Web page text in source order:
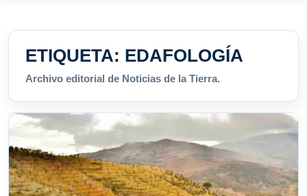
ETIQUETA: EDAFOLOGÍA
Archivo editorial de Noticias de la Tierra.